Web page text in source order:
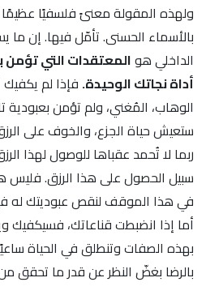
ولهذه المقولة معنىً فلسفيًا
بالأسماء الحسنى. تأمّل فيها. إن
الداخلي هوالمعتقدات التي تؤمن
أداة نجاتك الوحيدة. فإذا لم يكفيك
الوهاب، المُغني، ولم تؤمن بعبودية
ستعيش حياة الجزع، والخوف على
ربما لا تُحمد عقباها للوصول لهذا
سبيل الحصول على هذا الرزق. فليس
في هذا الموقف لنقص عبوديتك له
أما إذا انضبطت قناعاتك،
بهذه الصفات وتنطلق في الحياة
بالرضا بغضّ النظر عن قدر ما تحقق